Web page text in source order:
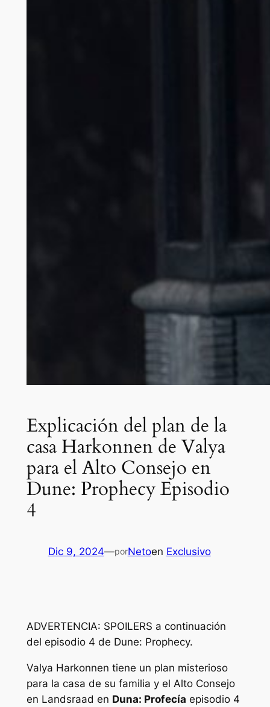
Explicación del plan de la
casa Harkonnen de Valya
para el Alto Consejo en
Dune: Prophecy Episodio
4
Dic 9, 2024—porNetoen Exclusivo
ADVERTENCIA: SPOILERS a continuación
del episodio 4 de Dune: Prophecy.
Valya Harkonnen tiene un plan misterioso
para la casa de su familia y el Alto Consejo
en Landsraad en Duna: Profecía episodio 4